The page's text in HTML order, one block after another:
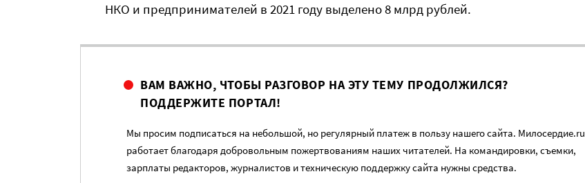
НКО и предпринимателей в 2021 году выделено 8 млрд рублей.
ВАМ ВАЖНО, ЧТОБЫ РАЗГОВОР НА ЭТУ ТЕМУ ПРОДОЛЖИЛСЯ?
ПОДДЕРЖИТЕ ПОРТАЛ!
Мы просим подписаться на небольшой, но регулярный платеж в пользу нашего сайта. Милосердие.ru
работает благодаря добровольным пожертвованиям наших читателей. На командировки, съемки,
зарплаты редакторов, журналистов и техническую поддержку сайта нужны средства.